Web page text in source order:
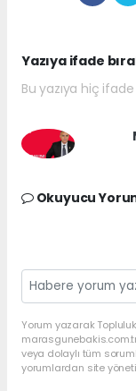
Yazıya ifade
Bu yazıya hiç
Okuyucu
Yorum yazarak
veya dolaylı tüm
yorumlardan site